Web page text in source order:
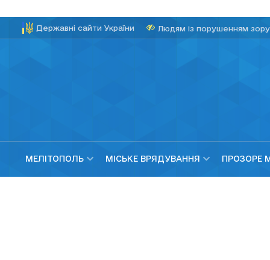
Державні сайти України Людям із порушенням зору
МЕЛІТОПОЛЬ МІСЬКЕ ВРЯДУВАННЯ ПРОЗОРЕ